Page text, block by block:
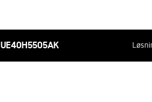
UE40H5505AK